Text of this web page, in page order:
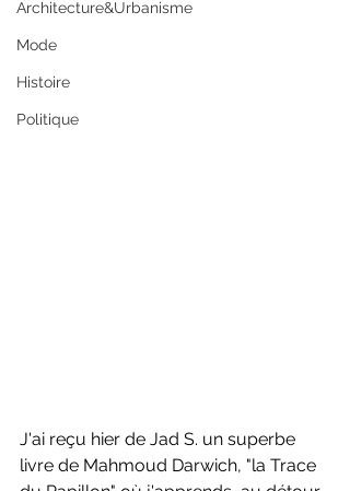
Architecture&Urbanisme
Mode
Histoire
Politique
J'ai reçu hier de Jad S. un superbe
livre de Mahmoud Darwich, "la Trace